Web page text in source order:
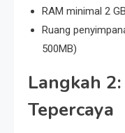
RAM minimal 2 GB
Ruang
500MB)
Langkah
Tepercaya